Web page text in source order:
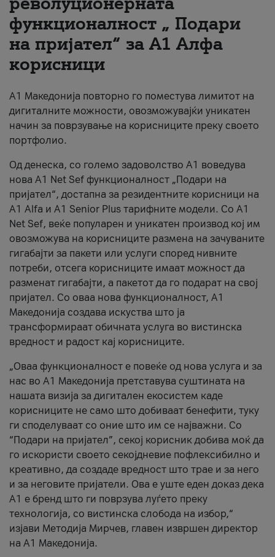
За нас
#ПодобарОнлајн
функционалност „ Подари
на пријател“ за А1 Алфа
корисници
А1 Македонија повторно го поместува лимитот на
дигиталните можности, овозможувајќи уникатен
начин за поврзување на корисниците преку своето
портфолио.
Од денеска, со големо задоволство А1 воведува
нова A1 Net Sef функционалност „Подари на
пријател“, достапна за резидентните корисници на
А1 Alfa и A1 Senior Plus тарифните модели. Со A1
Net Sef, веќе популарен и уникатен производ кој им
овозможува на корисниците размена на зачуваните
гигабајти за пакети или услуги според нивните
потреби, отсега корисниците имаат можност да
разменат гигабајти, а пакетот да го подарат на свој
пријател. Со оваа нова функционалност, А1
Македонија создава искуства што ја
трансформираат обичната услуга во вистинска
вредност и радост кај корисниците.
„Оваа функционалност е повеќе од нова услуга и за
нас во А1 Македонија претставува суштината на
нашата визија за дигитален екосистем каде
корисниците не само што добиваат бенефити, туку
ги споделуваат со оние што им се најважни. Со
“Подари на пријател”, секој корисник добива моќ да
го искористи своето секојдневие пофлексибилно и
креативно, да создаде вредност што трае и за него
и за неговите пријатели. Ова е уште еден доказ дека
А1 е бренд што ги поврзува луѓето преку
технологија, со вистинска слобода на избор,“
изјави Методија Мирчев, главен извршен директор
на А1 Македонија.